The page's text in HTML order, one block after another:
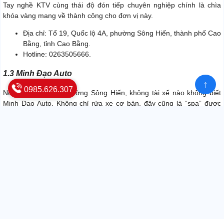
Tay nghề KTV cùng thái độ đón tiếp chuyên nghiệp chính là chìa
khóa vàng mang về thành công cho đơn vị này.
Địa chỉ: Tổ 19, Quốc lộ 4A, phường Sông Hiến, thành phố Cao
Bằng, tỉnh Cao Bằng.
Hotline: 0263505666.
1.3 Minh Đạo Auto
Nổi tiếng khu vực phường Sông Hiến, không tài xế nào không biết
Minh Đạo Auto. Không chỉ rửa xe cơ bản, đây cũng là “spa” được
0985.626.307 ↑